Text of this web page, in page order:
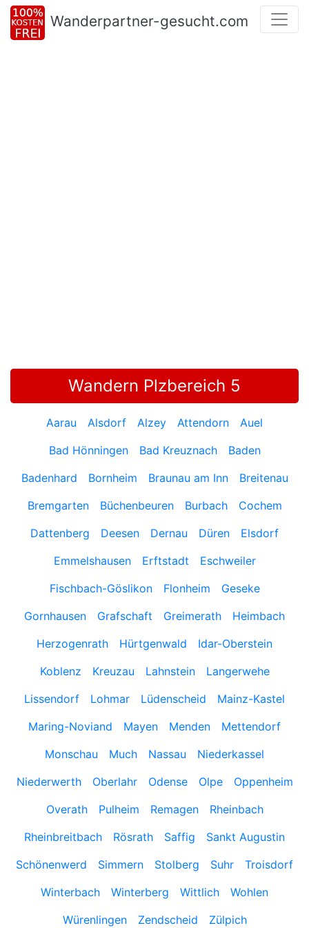
Wanderpartner-gesucht.com
Wandern Plzbereich 5
Aarau Alsdorf Alzey Attendorn
Auel
Bad Hönningen
Bad Kreuznach
Baden
Badenhard
Bornheim Braunau am Inn
Breitenau
Bremgarten
Büchenbeuren Burbach
Cochem
Dattenberg
Deesen Dernau Düren
Elsdorf
Emmelshausen
Erftstadt
Eschweiler
Fischbach-Göslikon
Flonheim
Geseke
Gornhausen
Grafschaft Greimerath
Heimbach
Herzogenrath
Hürtgenwald
Idar-Oberstein
Koblenz
Kreuzau Lahnstein
Langerwehe
Lissendorf
Lohmar Lüdenscheid
Mainz-Kastel
Maring-Noviand
Mayen Menden
Mettendorf
Monschau
Much Nassau
Niederkassel
Niederwerth
Oberlahr Odense Olpe
Oppenheim
Overath
Pulheim Remagen
Rheinbach
Rheinbreitbach
Rösrath Saffig
Sankt Augustin
Schönenwerd
Simmern Stolberg Suhr
Troisdorf
Winterbach
Winterberg Wittlich
Wohlen
Würenlingen
Zendscheid Zülpich